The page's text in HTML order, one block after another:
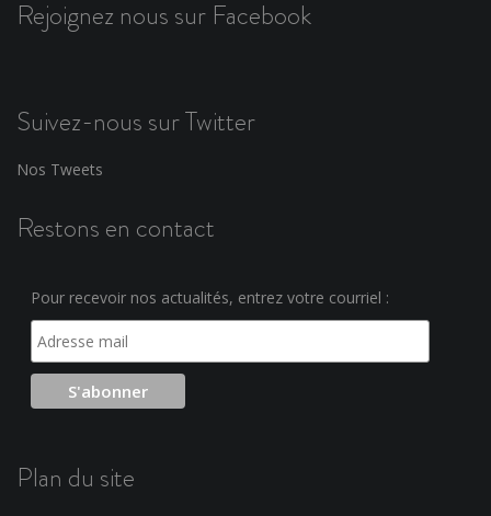
Rejoignez nous sur Facebook
Suivez-nous sur Twitter
Nos Tweets
Restons en contact
Pour recevoir nos actualités, entrez votre courriel :
Plan du site